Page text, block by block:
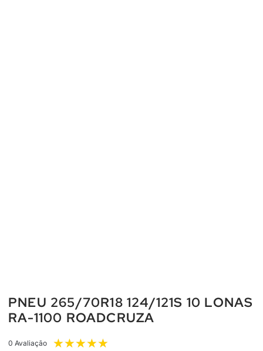
PNEU 265/70R18 124/121S 10 LONAS
RA-1100 ROADCRUZA
0 Avaliação ★★★★★